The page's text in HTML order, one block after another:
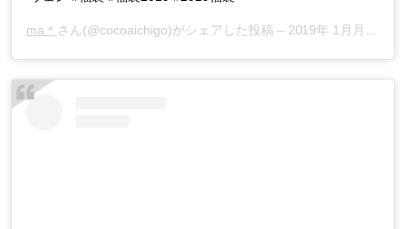
ma＊ さん(@cocoaichigo)がシェアした投稿 – 2019年 1月月6日午後7時51分PST